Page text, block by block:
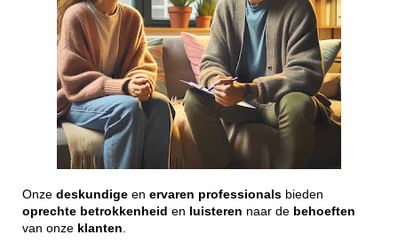
Onze deskundige en ervaren professionals bieden
oprechte betrokkenheid en luisteren naar de behoeften
van onze klanten